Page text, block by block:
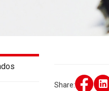
Share: